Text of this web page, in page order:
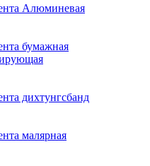
Алюминевая
бумажная
дихтунгсбанд
малярная